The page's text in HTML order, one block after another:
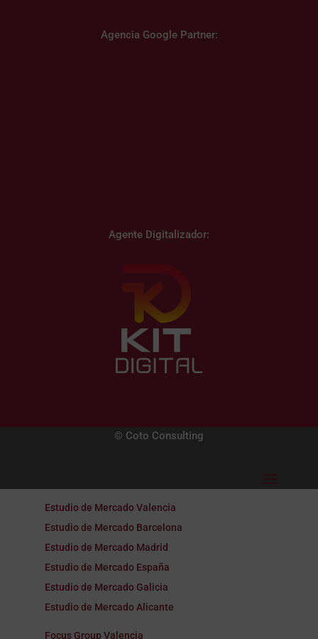
Agencia Google Partner:
Agente Digitalizador:
© Coto Consulting
Estudio de Mercado Valencia
Estudio de Mercado Barcelona
Estudio de Mercado Madrid
Estudio de Mercado España
Estudio de Mercado Galicia
Estudio de Mercado Alicante
Focus Group Valencia